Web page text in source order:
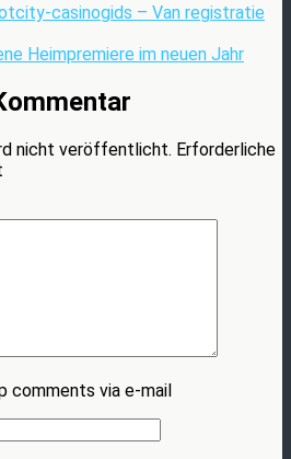
casinogids – Van registratie
Heimpremiere im neuen Jahr
nicht veröffentlicht. Erforderliche
comments via e-mail